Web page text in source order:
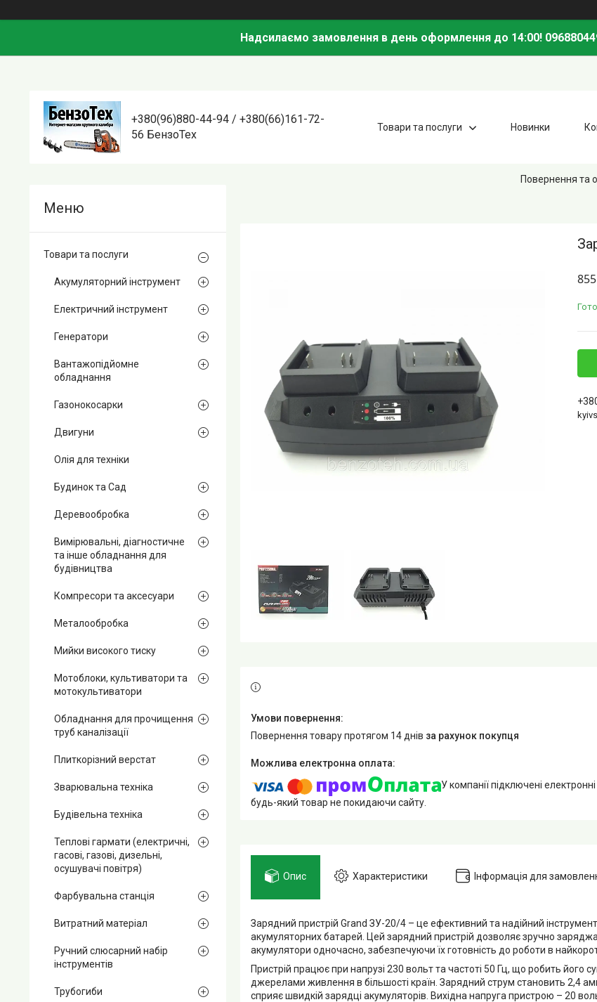
Надсилаємо замовлення в день оформлення до 14:00!
+380(96)880-44-94 / +380(66)161-72-
56 БензоТех
Товари та послуги Новинки
Повернення та
повернення товару протягом 14 днів за рахунок покупця
У компанії підключені
будь-який товар не покидаючи сайту.
Опис Характеристики Інформація для
Зарядний пристрій Grand ЗУ-20/4 – це ефективний та надійний
акумуляторних батарей. Цей зарядний пристрій дозволяє зручно
акумулятори одночасно, забезпечуючи їх готовність до роботи в
Пристрій працює при напрузі 230 вольт та частоті 50 Гц, що робить його
джерелами живлення в більшості країн. Зарядний струм становить 2,4
сприяє швидкій зарядці акумуляторів. Вихідна напруга пристрою – 20
Товари та послуги
Акумуляторний інструмент
Електричний інструмент
Генератори
Вантажопідйомне
обладнання
Газонокосарки
Двигуни
Олія для техніки
Будинок та Сад
Деревообробка
Вимірювальні, діагностичне
та інше обладнання для
будівництва
Компресори та аксесуари
Металообробка
Мийки високого тиску
Мотоблоки, культиватори та
мотокультиватори
Обладнання для прочищення
труб каналізації
Плиткорізний верстат
Зварювальна техніка
Будівельна техніка
Теплові гармати (електричні,
гасові, газові, дизельні,
осушувачі повітря)
Фарбувальна станція
Витратний матеріал
Ручний слюсарний набір
інструментів
Трубогиби